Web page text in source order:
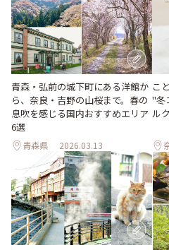
青森・弘前の城下町にある洋館か
ら、奈良・吉野の山桜まで。春の
息吹を感じる国内おすすめエリア
6選
青森県 2026.03.13
こ
"冬
ル